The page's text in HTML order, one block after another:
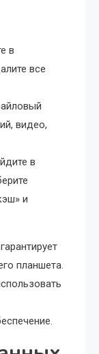
в
все
видео,
в
и
планшета.